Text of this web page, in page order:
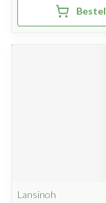
Bestel
Lansinoh